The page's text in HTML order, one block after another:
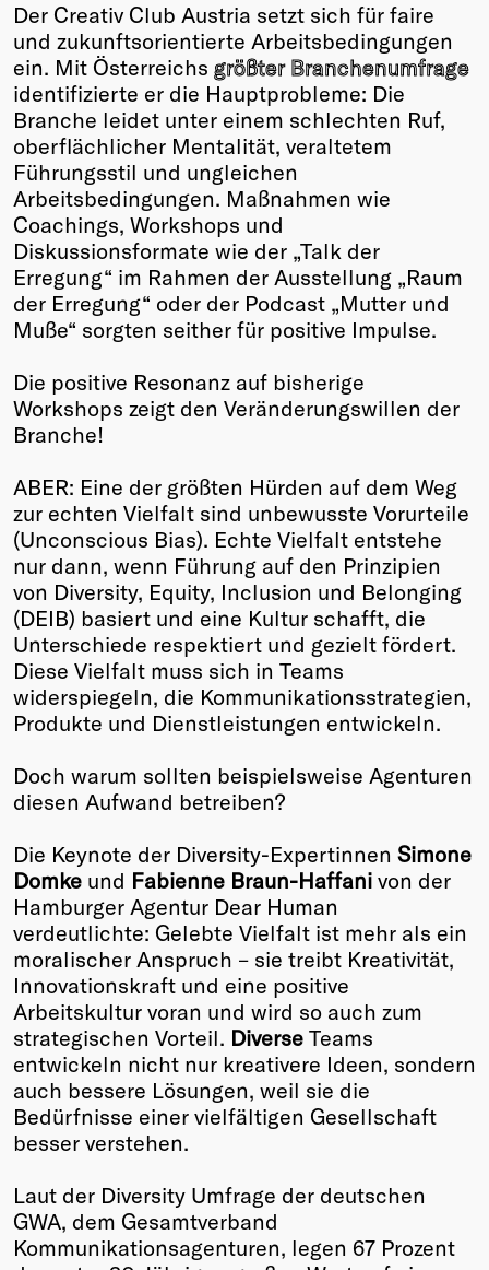
Der Creativ Club Austria setzt sich für faire
und zukunftsorientierte Arbeitsbedingungen
ein. Mit Österreichs größter Branchenumfrage
identifizierte er die Hauptprobleme: Die
Branche leidet unter einem schlechten Ruf,
oberflächlicher Mentalität, veraltetem
Führungsstil und ungleichen
Arbeitsbedingungen. Maßnahmen wie
Coachings, Workshops und
Diskussionsformate wie der „Talk der
Erregung“ im Rahmen der Ausstellung „Raum
der Erregung“ oder der Podcast „Mutter und
Muße“ sorgten seither für positive Impulse.
Die positive Resonanz auf bisherige
Workshops zeigt den Veränderungswillen der
Branche!
ABER: Eine der größten Hürden auf dem Weg
zur echten Vielfalt sind unbewusste Vorurteile
(Unconscious Bias). Echte Vielfalt entstehe
nur dann, wenn Führung auf den Prinzipien
von Diversity, Equity, Inclusion und Belonging
(DEIB) basiert und eine Kultur schafft, die
Unterschiede respektiert und gezielt fördert.
Diese Vielfalt muss sich in Teams
widerspiegeln, die Kommunikationsstrategien,
Produkte und Dienstleistungen entwickeln.
Doch warum sollten beispielsweise Agenturen
diesen Aufwand betreiben?
Die Keynote der Diversity-Expertinnen Simone
Domke und Fabienne Braun-Haffani von der
Hamburger Agentur Dear Human
verdeutlichte: Gelebte Vielfalt ist mehr als ein
moralischer Anspruch – sie treibt Kreativität,
Innovationskraft und eine positive
Arbeitskultur voran und wird so auch zum
strategischen Vorteil. Diverse Teams
entwickeln nicht nur kreativere Ideen, sondern
auch bessere Lösungen, weil sie die
Bedürfnisse einer vielfältigen Gesellschaft
besser verstehen.
Laut der Diversity Umfrage der deutschen
GWA, dem Gesamtverband
Kommunikationsagenturen, legen 67 Prozent